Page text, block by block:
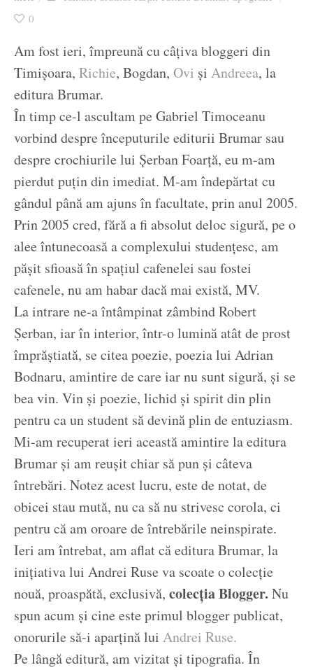
0
Am fost ieri, împreună cu câțiva bloggeri din
Timișoara, Richie, Bogdan, Ovi și Andreea, la
editura Brumar.
În timp ce-l ascultam pe Gabriel Timoceanu
vorbind despre începuturile editurii Brumar sau
despre crochiurile lui Șerban Foarță, eu m-am
pierdut puțin din imediat. M-am îndepărtat cu
gândul până am ajuns în facultate, prin anul 2005.
Prin 2005 cred, fără a fi absolut deloc sigură, pe o
alee întunecoasă a complexului studențesc, am
pășit sfioasă în spațiul cafenelei sau fostei
cafenele, nu am habar dacă mai există, MV.
La intrare ne-a întâmpinat zâmbind Robert
Șerban, iar în interior, într-o lumină atât de prost
împrăștiată, se citea poezie, poezia lui Adrian
Bodnaru, amintire de care iar nu sunt sigură, și se
bea vin. Vin și poezie, lichid și spirit din plin
pentru ca un student să devină plin de entuziasm.
Mi-am recuperat ieri această amintire la editura
Brumar și am reușit chiar să pun și câteva
întrebări. Notez acest lucru, este de notat, de
obicei stau mută, nu ca să nu strivesc corola, ci
pentru că am oroare de întrebările neinspirate.
Ieri am întrebat, am aflat că editura Brumar, la
inițiativa lui Andrei Ruse va scoate o colecție
nouă, proaspătă, exclusivă, colecția Blogger. Nu
spun acum și cine este primul blogger publicat,
onorurile să-i aparțină lui Andrei Ruse.
Pe lângă editură, am vizitat și tipografia. În